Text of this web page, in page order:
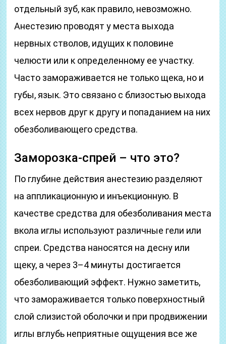
отдельный зуб, как правило, невозможно.
Анестезию проводят у места выхода
нервных стволов, идущих к половине
челюсти или к определенному ее участку.
Часто замораживается не только щека, но и
губы, язык. Это связано с близостью выхода
всех нервов друг к другу и попаданием на них
обезболивающего средства.
Заморозка-спрей – что это?
По глубине действия анестезию разделяют
на аппликационную и инъекционную. В
качестве средства для обезболивания места
вкола иглы используют различные гели или
спреи. Средства наносятся на десну или
щеку, а через 3–4 минуты достигается
обезболивающий эффект. Нужно заметить,
что замораживается только поверхностный
слой слизистой оболочки и при продвижении
иглы вглубь неприятные ощущения все же